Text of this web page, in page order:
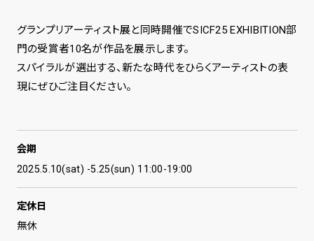
グランプリアーティスト展と同時開催でSICF25 EXHIBITION部
門の受賞者10名が作品を展示します。
スパイラルが選出する、新たな時代をひらくアーティストの表
現にぜひご注目ください。
会期
2025.5.10(sat) -5.25(sun) 11:00-19:00
定休日
無休